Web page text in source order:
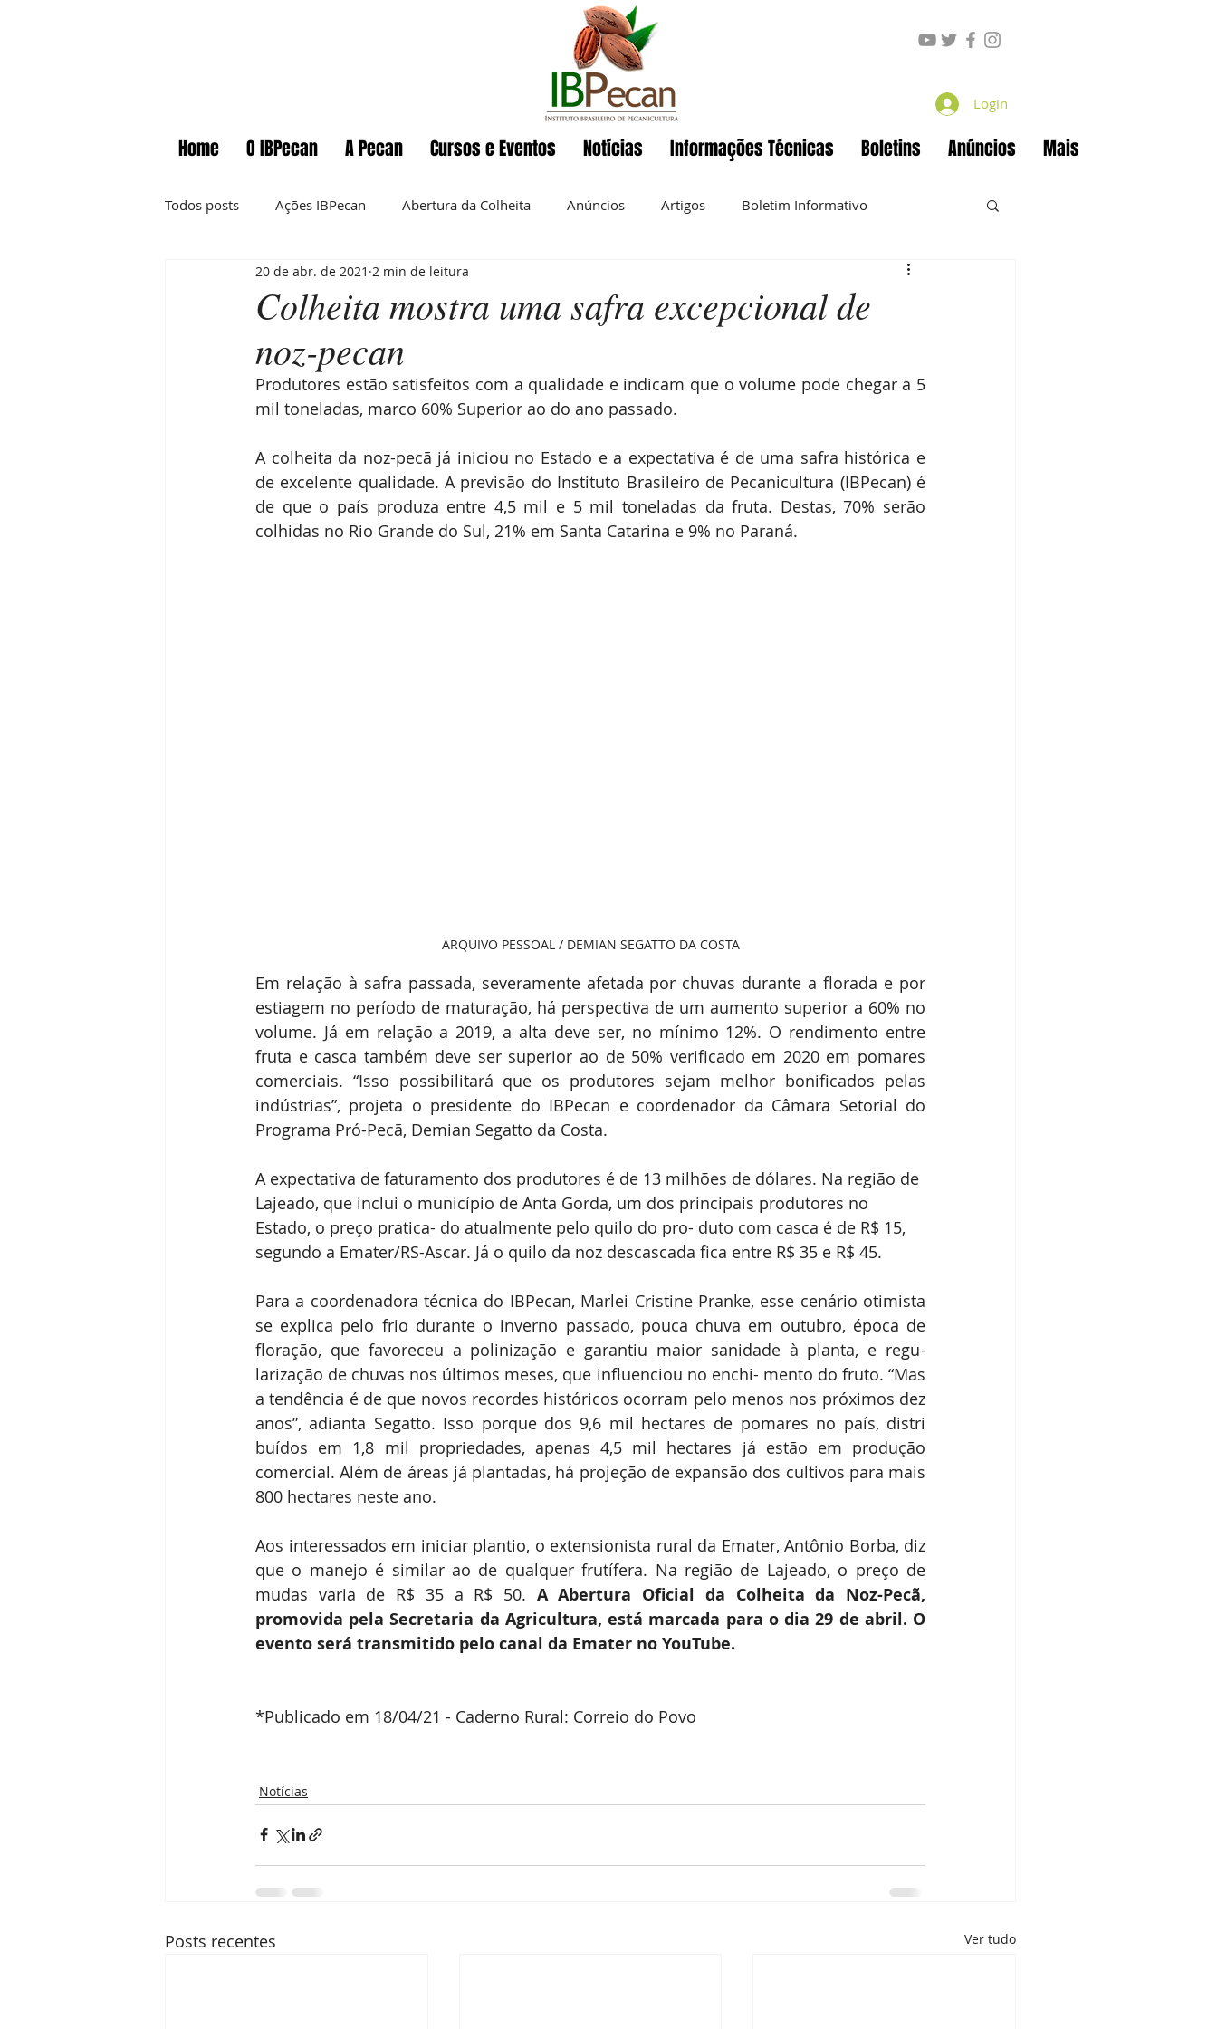
Login
Home O IBPecan A Pecan Cursos e Eventos Notícias Informações Técnicas Boletins Anúncios Mais
Todos posts Ações IBPecan Abertura da Colheita Anúncios Artigos Boletim Informativo
Comunicados Cursos Eventos
Informações técnicas News semanal
Segredos da Pecan Expointer Festividades
Revista Brasil Pecan
Colheita mostra uma safra excepcional de
noz-pecan
20 de abr. de 2021 2 min de leitura
Produtores estão satisfeitos com a qualidade e indicam que o volume pode chegar a 5
mil toneladas, marco 60% Superior ao do ano passado.
A colheita da noz-pecã já iniciou no Estado e a expectativa é de uma safra histórica e
de excelente qualidade. A previsão do Instituto Brasileiro de Pecanicultura (IBPecan) é
de que o país produza entre 4,5 mil e 5 mil toneladas da fruta. Destas, 70% serão
colhidas no Rio Grande do Sul, 21% em Santa Catarina e 9% no Paraná.
ARQUIVO PESSOAL / DEMIAN SEGATTO DA COSTA
Em relação à safra passada, severamente afetada por chuvas durante a florada e por
estiagem no período de maturação, há perspectiva de um aumento superior a 60% no
volume. Já em relação a 2019, a alta deve ser, no mínimo 12%. O rendimento entre
fruta e casca também deve ser superior ao de 50% verificado em 2020 em pomares
comerciais. “Isso possibilitará que os produtores sejam melhor bonificados pelas
indústrias”, projeta o presidente do IBPecan e coordenador da Câmara Setorial do
Programa Pró-Pecã, Demian Segatto da Costa.
A expectativa de faturamento dos produtores é de 13 milhões de dólares. Na região de
Lajeado, que inclui o município de Anta Gorda, um dos principais produtores no
Estado, o preço pratica- do atualmente pelo quilo do pro- duto com casca é de R$ 15,
segundo a Emater/RS-Ascar. Já o quilo da noz descascada fica entre R$ 35 e R$ 45.
Para a coordenadora técnica do IBPecan, Marlei Cristine Pranke, esse cenário otimista
se explica pelo frio durante o inverno passado, pouca chuva em outubro, época de
floração, que favoreceu a polinização e garantiu maior sanidade à planta, e regu-
larização de chuvas nos últimos meses, que influenciou no enchi- mento do fruto. “Mas
a tendência é de que novos recordes históricos ocorram pelo menos nos próximos dez
anos”, adianta Segatto. Isso porque dos 9,6 mil hectares de pomares no país, distri
buídos em 1,8 mil propriedades, apenas 4,5 mil hectares já estão em produção
comercial. Além de áreas já plantadas, há projeção de expansão dos cultivos para mais
800 hectares neste ano.
Aos interessados em iniciar plantio, o extensionista rural da Emater, Antônio Borba, diz
que o manejo é similar ao de qualquer frutífera. Na região de Lajeado, o preço de
mudas varia de R$ 35 a R$ 50. A Abertura Oficial da Colheita da Noz-Pecã,
promovida pela Secretaria da Agricultura, está marcada para o dia 29 de abril. O
evento será transmitido pelo canal da Emater no YouTube.
*Publicado em 18/04/21 - Caderno Rural: Correio do Povo
Notícias
Posts recentes Ver tudo